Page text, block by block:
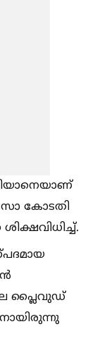
കോടതി
പ്ലൈവുഡ്